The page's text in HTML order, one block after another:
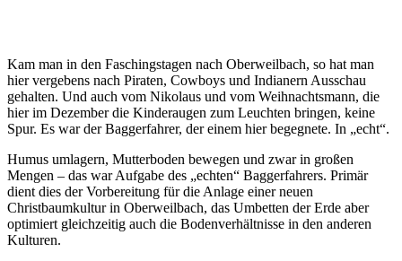
Kam man in den Faschingstagen nach Oberweilbach, so hat man
hier vergebens nach Piraten, Cowboys und Indianern Ausschau
gehalten. Und auch vom Nikolaus und vom Weihnachtsmann, die
hier im Dezember die Kinderaugen zum Leuchten bringen, keine
Spur. Es war der Baggerfahrer, der einem hier begegnete. In „echt“.
Humus umlagern, Mutterboden bewegen und zwar in großen
Mengen – das war Aufgabe des „echten“ Baggerfahrers. Primär
dient dies der Vorbereitung für die Anlage einer neuen
Christbaumkultur in Oberweilbach, das Umbetten der Erde aber
optimiert gleichzeitig auch die Bodenverhältnisse in den anderen
Kulturen.